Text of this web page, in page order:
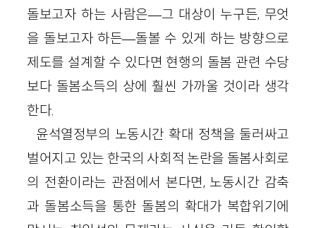
돌보고자 하는 사람은—그 대상이 누구든, 무엇
을 돌보고자 하든—돌볼 수 있게 하는 방향으로
제도를 설계할 수 있다면 현행의 돌봄 관련 수당
보다 돌봄소득의 상에 훨씬 가까울 것이라 생각
한다.
윤석열정부의 노동시간 확대 정책을 둘러싸고
벌어지고 있는 한국의 사회적 논란을 돌봄사회로
의 전환이라는 관점에서 본다면, 노동시간 감축
과 돌봄소득을 통한 돌봄의 확대가 복합위기에